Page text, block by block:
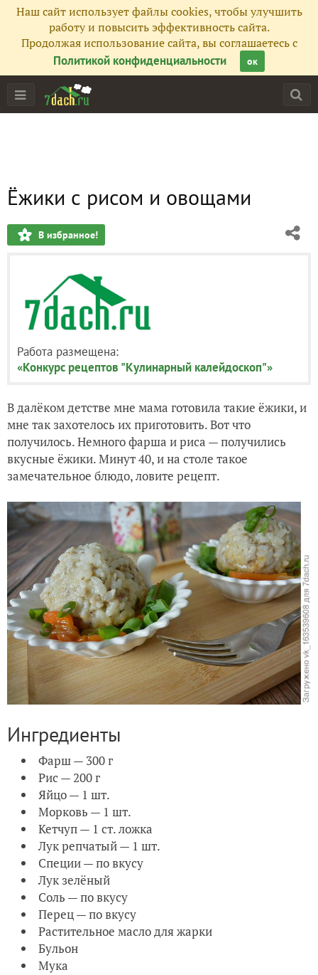
Наш сайт использует файлы cookies, чтобы улучшить
работу и повысить эффективность сайта.
Продолжая использование сайта, вы соглашаетесь с
Политикой конфиденциальности
ок
Ёжики с рисом и овощами
В избранное!
Работа размещена:
«Конкурс рецептов "Кулинарный калейдоскоп"»
В далёком детстве мне мама готовила такие ёжики, и
мне так захотелось их приготовить. Вот что
получилось. Немного фарша и риса — получились
вкусные ёжики. Минут 40, и на столе такое
замечательное блюдо, ловите рецепт.
Ингредиенты
Фарш — 300 г
Рис — 200 г
Яйцо — 1 шт.
Морковь — 1 шт.
Кетчуп — 1 ст. ложка
Лук репчатый — 1 шт.
Специи — по вкусу
Лук зелёный
Соль — по вкусу
Перец — по вкусу
Растительное масло для жарки
Бульон
Мука